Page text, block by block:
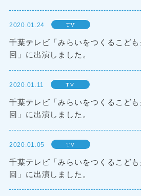
2020.01.24 TV
千葉テレビ「みらいをつくるこど
回」に出演しました。
2020.01.11 TV
千葉テレビ「みらいをつくるこど
回」に出演しました。
2020.01.05 TV
千葉テレビ「みらいをつくるこど
回」に出演しました。